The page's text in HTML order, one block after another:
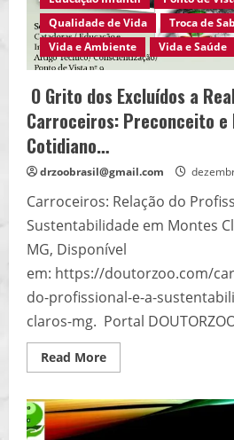
Qualidade de Vida
Troca de
Vida e Ambiente
Vida e Saúde
O Grito dos Excluídos a
Carroceiros: Preconceito e
Cotidiano…
drzoobrasil@gmail.com
Carroceiros: Relação do
Sustentabilidade em Montes
MG, Disponível
em: https://doutorzoo.com/
do-profissional-e-a-
claros-mg. Portal
Read MoreRead
more
Grito
dos
Excluídos